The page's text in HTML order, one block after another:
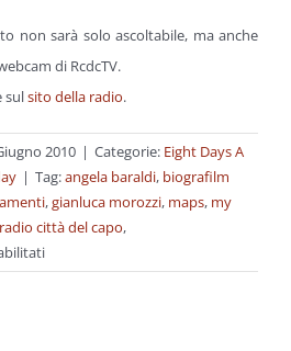
non sarà solo ascoltabile, ma anche
di RcdcTV.
sulsito della radio.
2010 | Categorie: Eight Days A
| Tag:angela baraldi, biografilm
,gianluca morozzi, maps, my
radio città del capo,
su
Come